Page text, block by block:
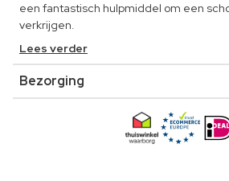
een fantastisch hulpmiddel om een
verkrijgen.
Lees verder
Bezorging